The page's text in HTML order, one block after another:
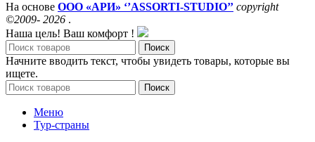
На основе ООО «АРИ» ‘’ASSORTI-STUDIO’’ copyright
©2009- 2026 .
Наша цель! Ваш комфорт !
Поиск
Начните вводить текст, чтобы увидеть товары, которые вы
ищете.
Поиск
Меню
Тур-страны